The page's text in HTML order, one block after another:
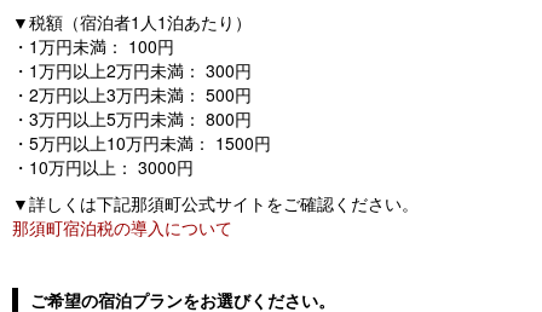
▼税額（宿泊者1人1泊あたり）
・1万円未満： 100円
・1万円以上2万円未満： 300円
・2万円以上3万円未満： 500円
・3万円以上5万円未満： 800円
・5万円以上10万円未満： 1500円
・10万円以上： 3000円
▼詳しくは下記那須町公式サイトをご確認ください。
那須町宿泊税の導入について
ご希望の宿泊プランをお選びください。